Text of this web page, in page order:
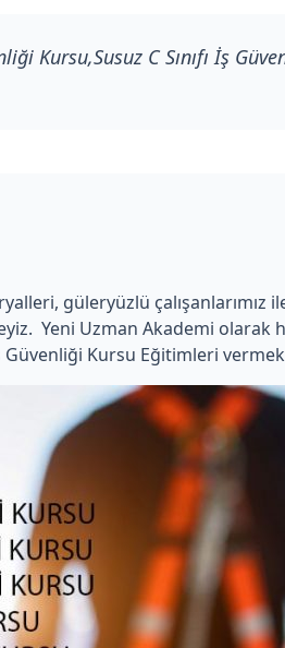
Kursu,Susuz C Sınıfı İş
güleryüzlü çalışanlarımız ile
Yeni Uzman Akademi
Kursu Eğitimleri